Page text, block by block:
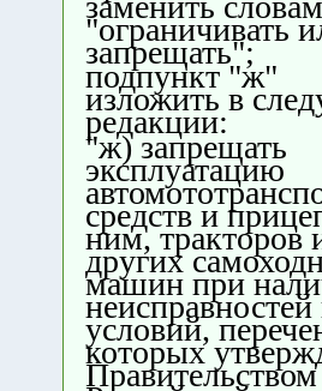
"ограничивать
запрещать";
подпункт "ж"
изложить в
редакции:
"ж) запрещать
эксплуатацию
средств и
ним, тракторов
других
машин при
неисправностей
условий,
которых
Правительством